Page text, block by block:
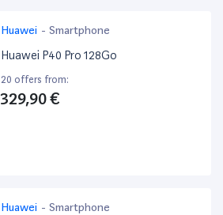
Huawei - Smartphone
Huawei P40 Pro 128Go
20 offers from:
329,90 €
Huawei - Smartphone